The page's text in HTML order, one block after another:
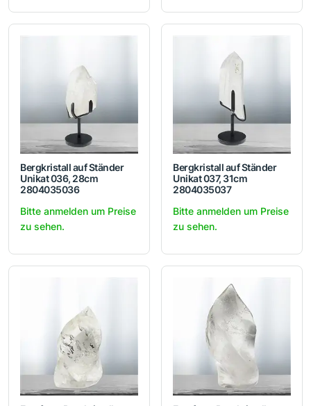
Bergkristall auf Ständer
Unikat 036, 28cm
2804035036
Bitte anmelden um Preise
zu sehen.
Bergkristall auf Ständer
Unikat 037, 31cm
2804035037
Bitte anmelden um Preise
zu sehen.